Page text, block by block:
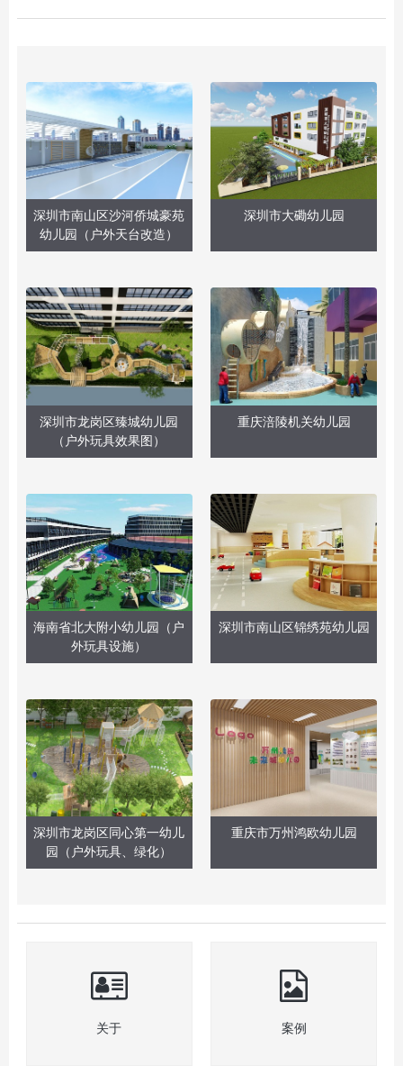
深圳市南山区沙河侨城豪苑
幼儿园（户外天台改造）
深圳市大磡幼儿园
深圳市龙岗区臻城幼儿园
（户外玩具效果图）
重庆涪陵机关幼儿园
海南省北大附小幼儿园（户
外玩具设施）
深圳市南山区锦绣苑幼儿园
深圳市龙岗区同心第一幼儿
园（户外玩具、绿化）
重庆市万州鸿欧幼儿园
关于 案例